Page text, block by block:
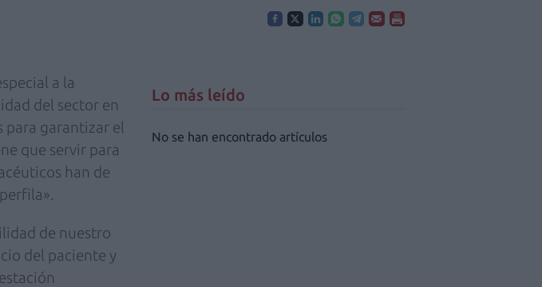
a la
del sector en
para garantizar el
que servir para
han de
de nuestro
del paciente y
Lo más leído
No se han encontrado artículos